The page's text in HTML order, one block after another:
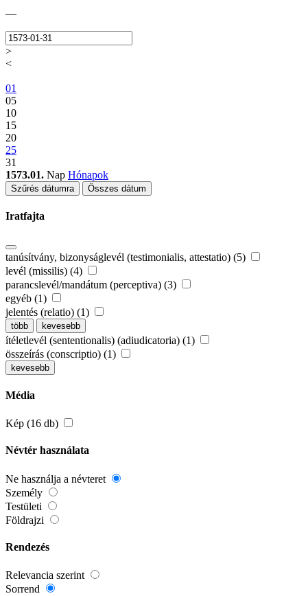
—
>
<
01
05
10
15
20
25
31
1573.01. Nap Hónapok
Szűrés dátumra Összes dátum
Iratfajta
tanúsítvány, bizonyságlevél (testimonialis, attestatio) (5)
levél (missilis) (4)
parancslevél/mandátum (perceptiva) (3)
egyéb (1)
jelentés (relatio) (1)
több kevesebb
ítéletlevél (sententionalis) (adiudicatoria) (1)
összeírás (conscriptio) (1)
kevesebb
Média
Kép (16 db)
Névtér használata
Ne használja a névteret
Személy
Testületi
Földrajzi
Rendezés
Relevancia szerint
Sorrend